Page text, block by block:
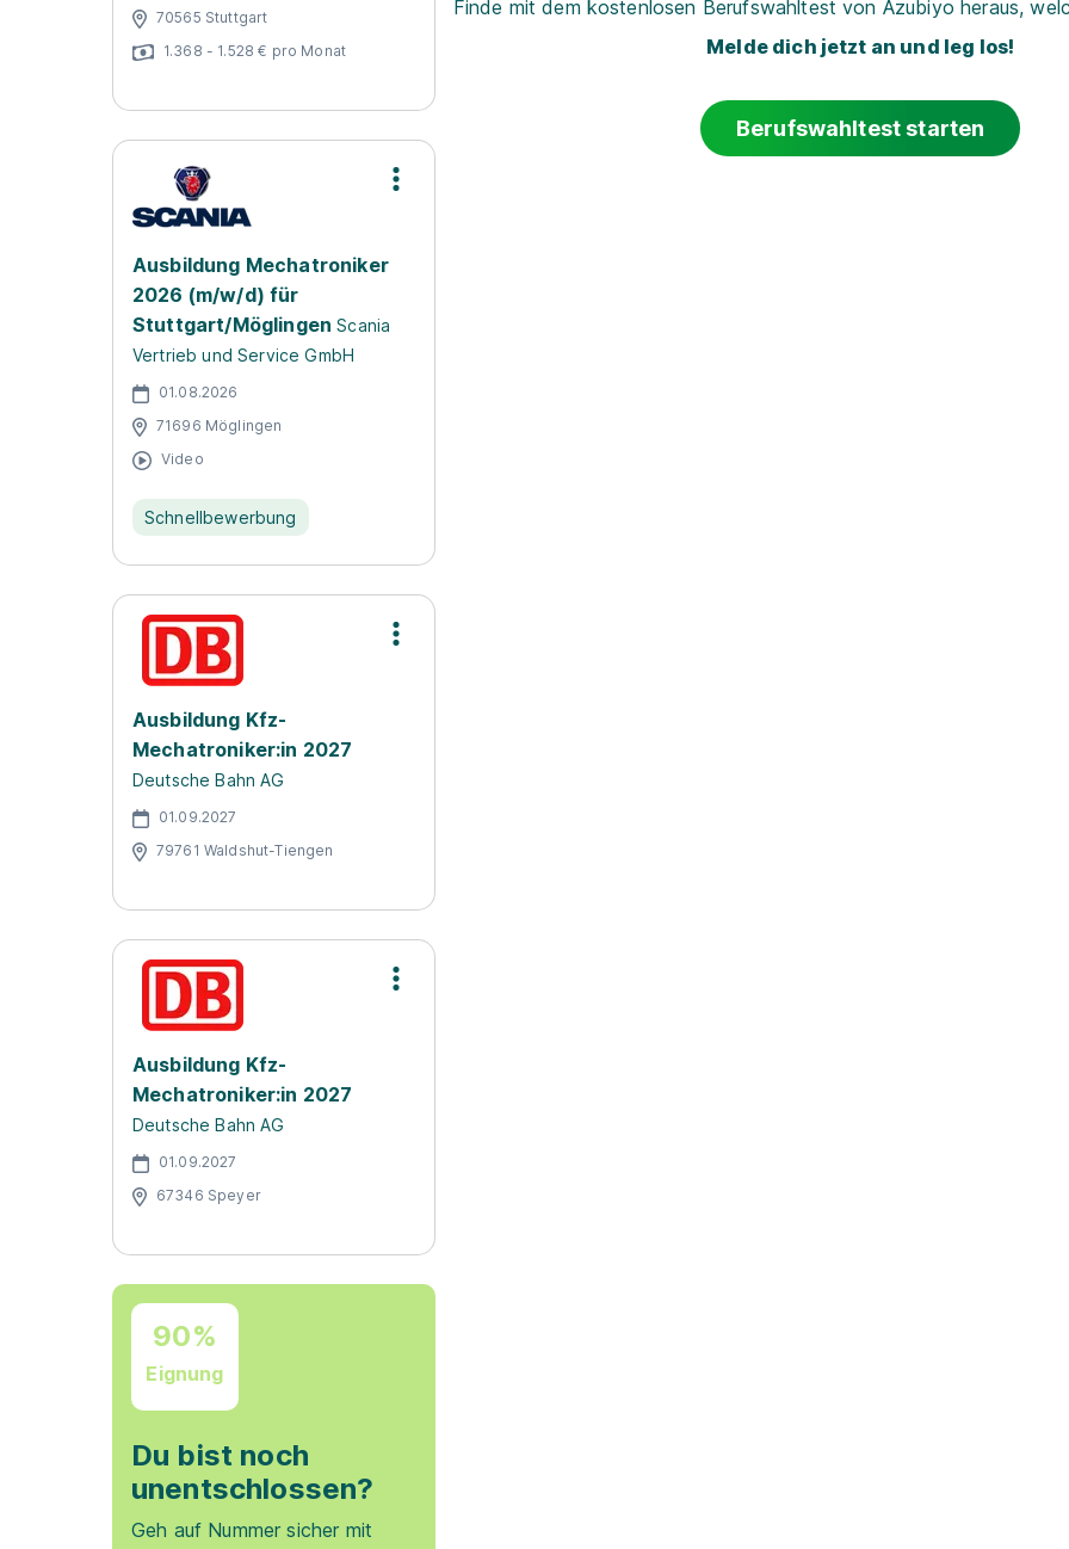
70565 Stuttgart
1.368 - 1.528 € pro Monat
Ausbildung Mechatroniker
2026 (m/w/d) für
Stuttgart/Möglingen Scania
Vertrieb und Service GmbH
01.08.2026
71696 Möglingen
Video
Schnellbewerbung
Ausbildung Kfz-
Mechatroniker:in 2027
Deutsche Bahn AG
01.09.2027
79761 Waldshut-Tiengen
Ausbildung Kfz-
Mechatroniker:in 2027
Deutsche Bahn AG
01.09.2027
67346 Speyer
90%
Eignung
Du bist noch
unentschlossen?
Geh auf Nummer sicher mit
Finde mit dem kostenlosen Berufswahltest von Azubiyo heraus,
Melde dich jetzt an und leg los!
Berufswahltest starten